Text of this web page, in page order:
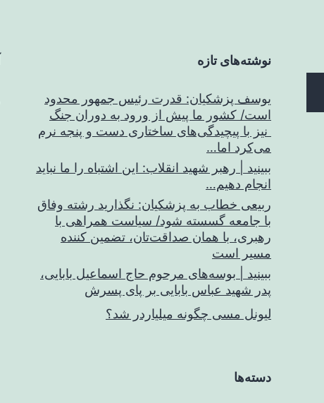
نوشته‌های تازه
یوسف پزشکیان: قدرت رئیس‌ جمهور محدود
است/ کشور ما پیش از ورود به دوران جنگ
نیز با پیچیدگی‌های ساختاری دست و پنجه نرم
می‌کرد اما…
ببینید | رهبر شهید انقلاب: این اشتباه را ما نباید
انجام دهیم…
ربیعی خطاب به پزشکیان: نگذارید رشته وفاق
با جامعه گسسته شود/ سیاست همراهی با
رهبری، با همان صداقت‌تان، تضمین کننده
مسیر است
ببینید | بوسه‌های مرحوم حاج اسماعیل بابایی،
پدر شهید عباس بابایی بر پای پسرش
لیونل مسی چگونه میلیاردر شد؟
دسته‌ها